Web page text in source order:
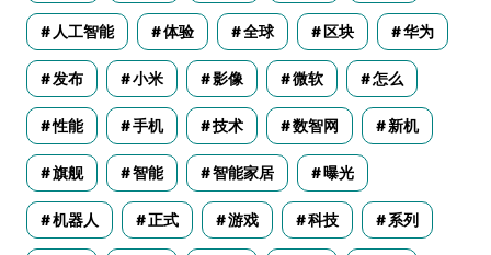
人工智能 体验 全球 区块 华为
发布 小米 影像 微软 怎么
性能 手机 技术 数智网 新机
旗舰 智能 智能家居 曝光
机器人 正式 游戏 科技 系列